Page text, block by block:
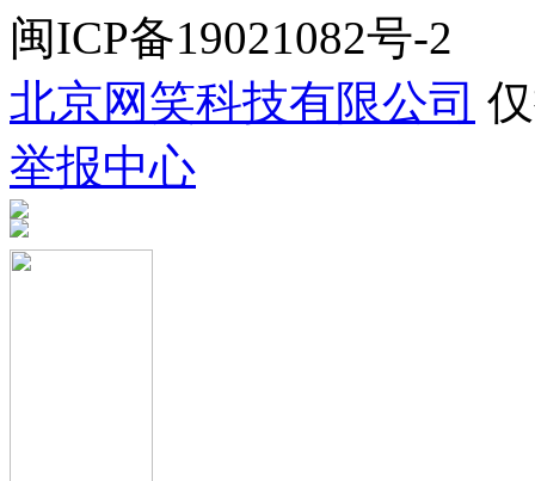
闽ICP备19021082号-2
北京网笑科技有限公司
举报中心